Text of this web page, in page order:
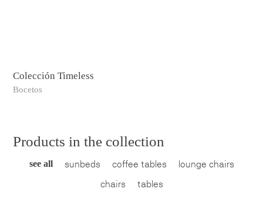
Colección Timeless
Bocetos
Products in the collection
see all sunbeds coffee tables
lounge chairs
chairs
tables